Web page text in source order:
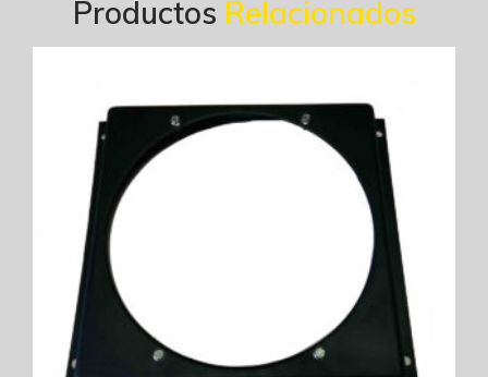
Productos Relacionados